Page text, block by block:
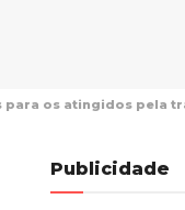
os atingidos pela
Publicidade